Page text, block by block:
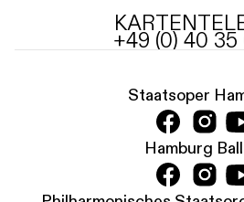
+49 (0) 40 35
Staatsoper
Hamburg